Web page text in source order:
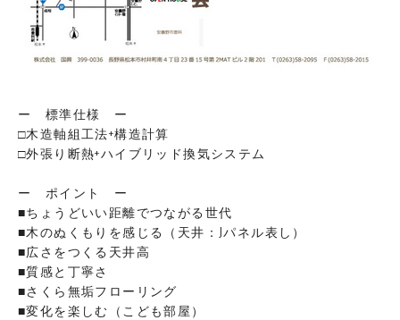
ー 標準仕様 ー
□木造軸組工法+構造計算
□外張り断熱+ハイブリッド換気システム
ー ポイント ー
■ちょうどいい距離でつながる世代
■木のぬくもりを感じる（天井：Jパネル表し）
■広さをつくる天井高
■質感と丁寧さ
■さくら無垢フローリング
■変化を楽しむ（こども部屋）